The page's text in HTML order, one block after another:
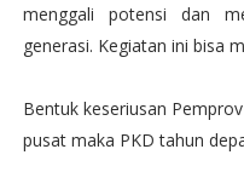
menggali potensi dan
generasi. Kegiatan ini bisa
Bentuk keseriusan
pusat maka PKD tahun